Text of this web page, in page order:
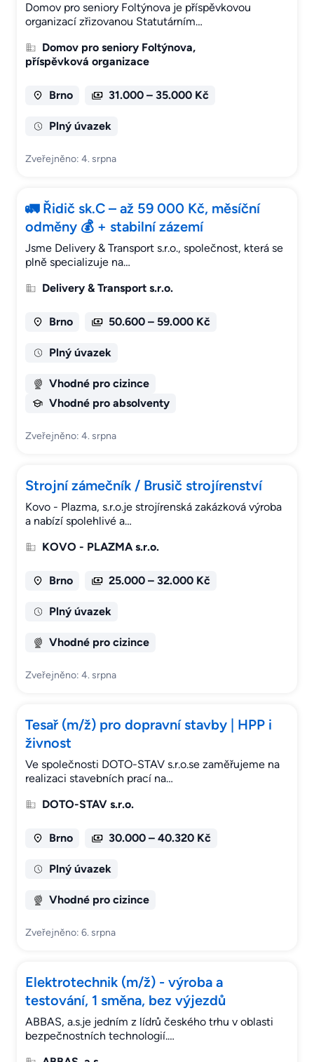
Domov pro seniory Foltýnova je příspěvkovou
organizací zřizovanou Statutárním…
Domov pro seniory Foltýnova,
příspěvková organizace
Brno 31.000 – 35.000 Kč
Plný úvazek
Zveřejněno: 4. srpna
🚛 Řidič sk.C – až 59 000 Kč, měsíční
odměny 💰 + stabilní zázemí
Jsme Delivery & Transport s.r.o., společnost, která se
plně specializuje na…
Delivery & Transport s.r.o.
Brno 50.600 – 59.000 Kč
Plný úvazek
Vhodné pro cizince
Vhodné pro absolventy
Zveřejněno: 4. srpna
Strojní zámečník / Brusič strojírenství
Kovo - Plazma, s.r.o.je strojírenská zakázková výroba
a nabízí spolehlivé a…
KOVO - PLAZMA s.r.o.
Brno 25.000 – 32.000 Kč
Plný úvazek
Vhodné pro cizince
Zveřejněno: 4. srpna
Tesař (m/ž) pro dopravní stavby | HPP i
živnost
Ve společnosti DOTO-STAV s.r.o.se zaměřujeme na
realizaci stavebních prací na…
DOTO-STAV s.r.o.
Brno 30.000 – 40.320 Kč
Plný úvazek
Vhodné pro cizince
Zveřejněno: 6. srpna
Elektrotechnik (m/ž) - výroba a
testování, 1 směna, bez výjezdů
ABBAS, a.s.je jedním z lídrů českého trhu v oblasti
bezpečnostních technologií.…